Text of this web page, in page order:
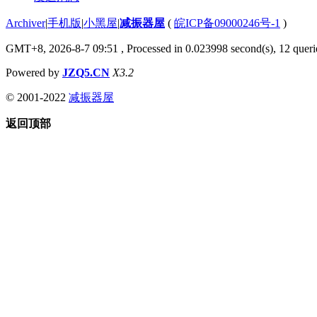
Archiver|手机版|小黑屋|减振器屋 ( 皖ICP备09000246号-1 )
GMT+8, 2026-8-7 09:51 , Processed in 0.023998 second(s), 12
Powered by JZQ5.CN X3.2
© 2001-2022 减振器屋
返回顶部